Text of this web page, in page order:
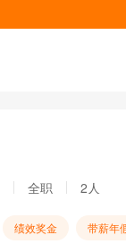
全职 2人
绩效奖金 带薪年